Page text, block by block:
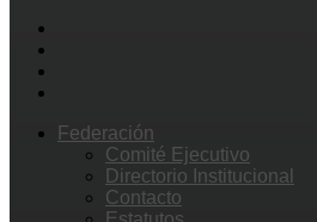
Federación
Comité Ejecutivo
Directorio Institucional
Contacto